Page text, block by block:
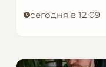
сегодня в 12:09